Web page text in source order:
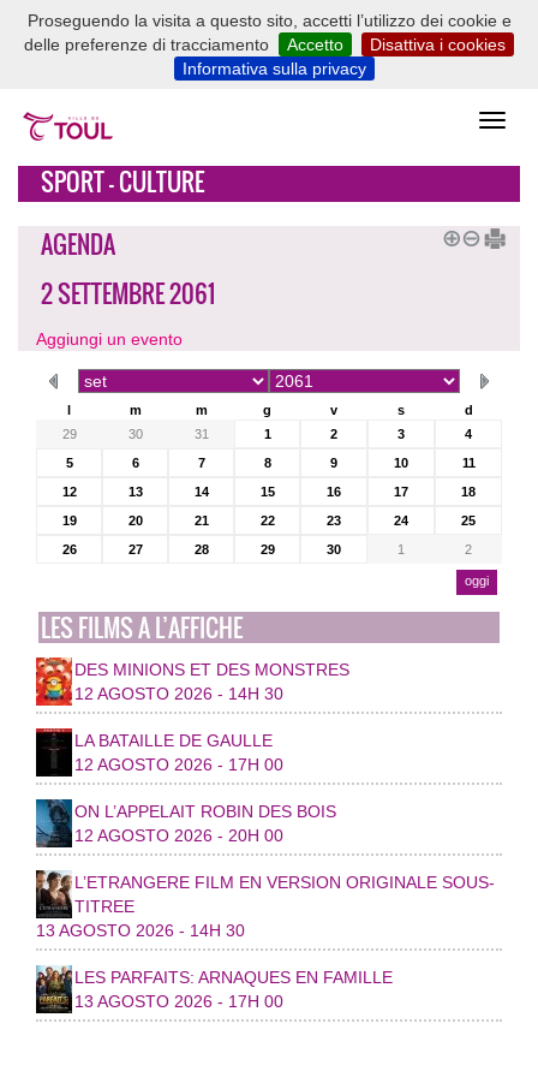
Proseguendo la visita a questo sito, accetti l’utilizzo dei cookie e
delle preferenze di tracciamento
Accetto
Disattiva i cookies
Informativa sulla privacy
SPORT - CULTURE
AGENDA
2 SETTEMBRE 2061
Aggiungi un evento
l m m g v s
d
29
30 31 1 2 3
4
5
6 7 8 9 10
11
12
13 14 15 16 17
18
19
20 21 22 23 24
25
26
27 28 29 30 1 2
oggi
LES FILMS A L’AFFICHE
DES MINIONS ET DES MONSTRES
12 AGOSTO 2026 - 14H 30
LA BATAILLE DE GAULLE
12 AGOSTO 2026 - 17H 00
ON L’APPELAIT ROBIN DES BOIS
12 AGOSTO 2026 - 20H 00
L’ETRANGERE FILM EN VERSION ORIGINALE SOUS-
TITREE
13 AGOSTO 2026 - 14H 30
LES PARFAITS: ARNAQUES EN FAMILLE
13 AGOSTO 2026 - 17H 00